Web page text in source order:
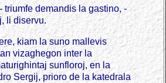
triumfe demandis la gastino, -
li diservu.
kiam la suno mallevis
vizaghegon inter la
sunfloroj, en la
Sergij, prioro de la katedrala